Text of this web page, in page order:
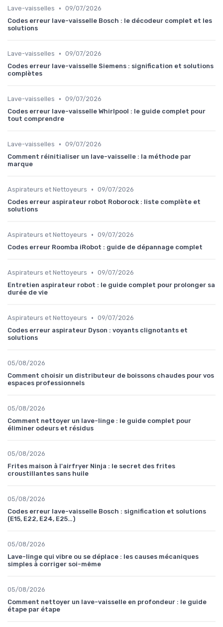
Lave-vaisselles • 09/07/2026
Codes erreur lave-vaisselle Bosch : le décodeur complet et les
solutions
Lave-vaisselles • 09/07/2026
Codes erreur lave-vaisselle Siemens : signification et solutions
complètes
Lave-vaisselles • 09/07/2026
Codes erreur lave-vaisselle Whirlpool : le guide complet pour
tout comprendre
Lave-vaisselles • 09/07/2026
Comment réinitialiser un lave-vaisselle : la méthode par
marque
Aspirateurs et Nettoyeurs • 09/07/2026
Codes erreur aspirateur robot Roborock : liste complète et
solutions
Aspirateurs et Nettoyeurs • 09/07/2026
Codes erreur Roomba iRobot : guide de dépannage complet
Aspirateurs et Nettoyeurs • 09/07/2026
Entretien aspirateur robot : le guide complet pour prolonger sa
durée de vie
Aspirateurs et Nettoyeurs • 09/07/2026
Codes erreur aspirateur Dyson : voyants clignotants et
solutions
05/08/2026
Comment choisir un distributeur de boissons chaudes pour vos
espaces professionnels
05/08/2026
Comment nettoyer un lave-linge : le guide complet pour
éliminer odeurs et résidus
05/08/2026
Frites maison à l'airfryer Ninja : le secret des frites
croustillantes sans huile
05/08/2026
Codes erreur lave-vaisselle Bosch : signification et solutions
(E15, E22, E24, E25…)
05/08/2026
Lave-linge qui vibre ou se déplace : les causes mécaniques
simples à corriger soi-même
05/08/2026
Comment nettoyer un lave-vaisselle en profondeur : le guide
étape par étape